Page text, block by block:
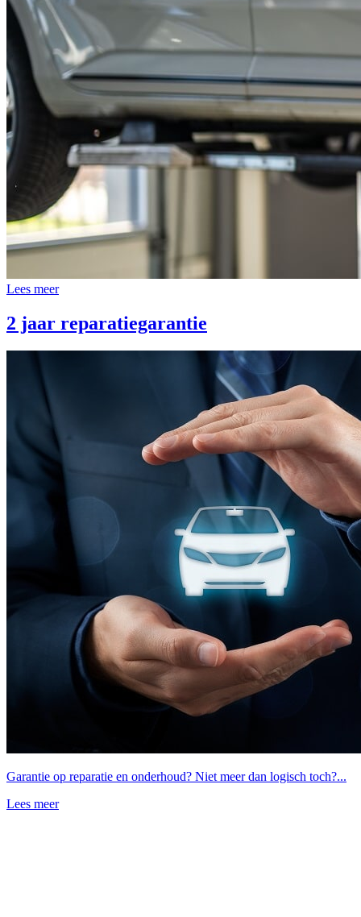
Lees meer
2 jaar reparatiegarantie
Garantie op reparatie en onderhoud? Niet meer dan logisch toch?...
Lees meer